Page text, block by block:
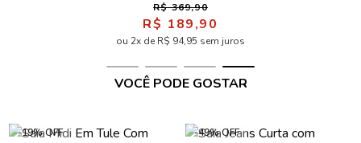
R$ 369,90
R$ 189,90
ou 2x de R$ 94,95 sem juros
VOCÊ PODE GOSTAR
-19% OFF -49% OFF